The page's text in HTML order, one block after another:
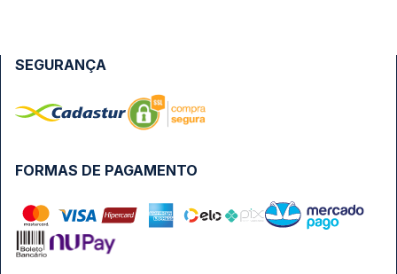
FORMAS DE PAGAMENTO
SEGURANÇA